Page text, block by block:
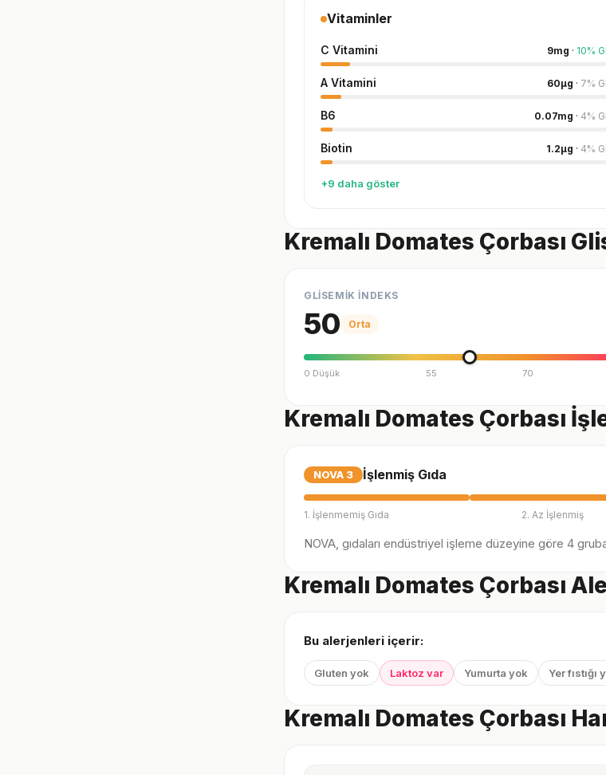
Vitaminler
C Vitamini 9mg · 10%
A Vitamini 60µg · 7%
B6 0.07mg · 4%
Biotin 1.2µg · 4%
+9 daha göster
Kremalı Domates Çorbası
GLİSEMİK İNDEKS
50 Orta
0 Düşük 55 70
Kremalı Domates Çorbası
NOVA 3 İşlenmiş Gıda
1. İşlenmemiş Gıda 2. Az İşlenmiş
NOVA, gıdaları endüstriyel işleme düzeyine göre 4 gruba
Kremalı Domates Çorbası
Bu alerjenleri içerir:
Gluten yok Laktoz var Yumurta yok Yer fıstığı
Kremalı Domates Çorbası